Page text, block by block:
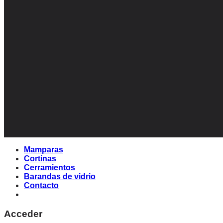
Mamparas
Cortinas
Cerramientos
Barandas de vidrio
Contacto
Acceder